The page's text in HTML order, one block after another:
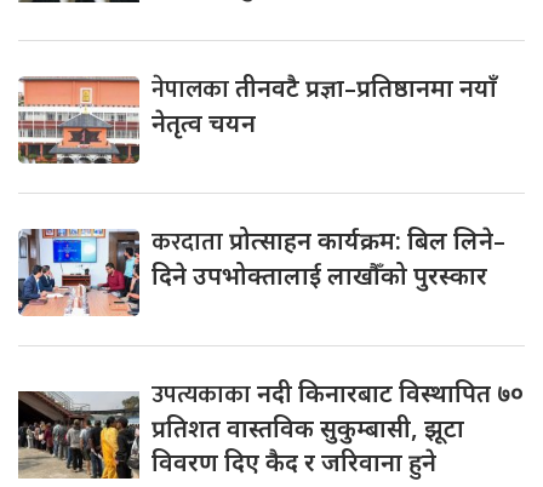
नेपालकातीनवटै प्रज्ञा–प्रतिष्ठानमा नयाँ
नेतृत्व चयन
करदाताप्रोत्साहन कार्यक्रम: बिल लिने–
दिने उपभोक्तालाई लाखौँको पुरस्कार
उपत्यकाकानदी किनारबाट विस्थापित ७०
प्रतिशत वास्तविक सुकुम्बासी, झूटा
विवरण दिए कैद र जरिवाना हुने